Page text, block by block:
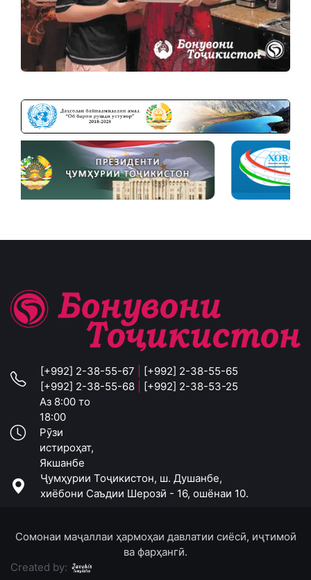
[+992] 2-38-55-67
[+992] 2-38-55-65
[+992] 2-38-55-68
[+992] 2-38-53-25
Аз 8:00 то
18:00
Рӯзи
истироҳат,
Якшанбе
Ҷумҳурии Тоҷикистон, ш. Душанбе,
хиёбони Саъдии Шерозӣ - 16, ошёнаи 10.
Сомонаи маҷаллаи ҳармоҳаи давлатии сиёсӣ, иҷтимоӣ
ва фарҳангӣ.
Created by: